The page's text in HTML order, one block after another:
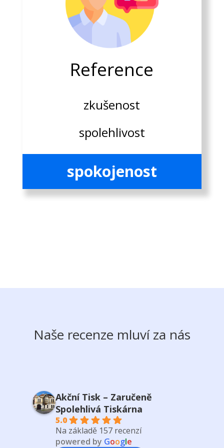
Reference
zkušenost
spolehlivost
spokojenost
Naše recenze mluví za nás
Akční Tisk – Zaručeně
Spolehlivá Tiskárna
5.0
Na základě 157 recenzí
powered by Google